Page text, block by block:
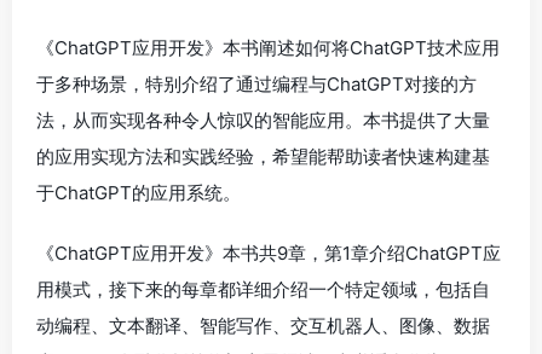
《ChatGPT应用开发》本书阐述如何将ChatGPT技术应用
于多种场景，特别介绍了通过编程与ChatGPT对接的方
法，从而实现各种令人惊叹的智能应用。本书提供了大量
的应用实现方法和实践经验，希望能帮助读者快速构建基
于ChatGPT的应用系统。
《ChatGPT应用开发》本书共9章，第1章介绍ChatGPT应
用模式，接下来的每章都详细介绍一个特定领域，包括自
动编程、文本翻译、智能写作、交互机器人、图像、数据